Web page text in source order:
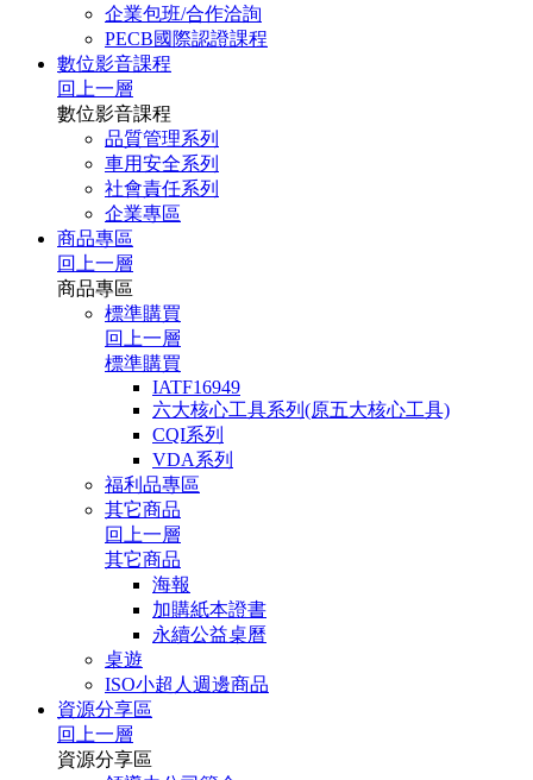
企業包班/合作洽詢
PECB國際認證課程
數位影音課程
回上一層
數位影音課程
品質管理系列
車用安全系列
社會責任系列
企業專區
商品專區
回上一層
商品專區
標準購買
回上一層
標準購買
IATF16949
六大核心工具系列(原五大核心工具)
CQI系列
VDA系列
福利品專區
其它商品
回上一層
其它商品
海報
加購紙本證書
永續公益桌曆
桌遊
ISO小超人週邊商品
資源分享區
回上一層
資源分享區